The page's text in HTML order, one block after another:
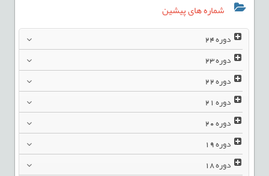
شماره های پیشین
دوره24
دوره23
دوره22
دوره21
دوره20
دوره19
دوره18